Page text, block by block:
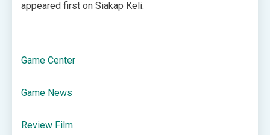
appeared first on Siakap Keli.
Game Center
Game News
Review Film